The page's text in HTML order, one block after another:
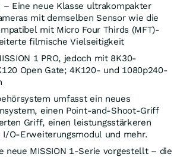
– Eine neue Klasse ultrakompakter
mit demselben Sensor wie die
mit Micro Four Thirds (MFT)-
filmische Vielseitigkeit
1 PRO, jedoch mit 8K30-
Open Gate; 4K120- und 1080p240-
umfasst ein neues
einen Point-and-Shoot-Griff
Griff, einen leistungsstärkeren
I/O-Erweiterungsmodul und mehr.
neue MISSION 1-Serie vorgestellt – die